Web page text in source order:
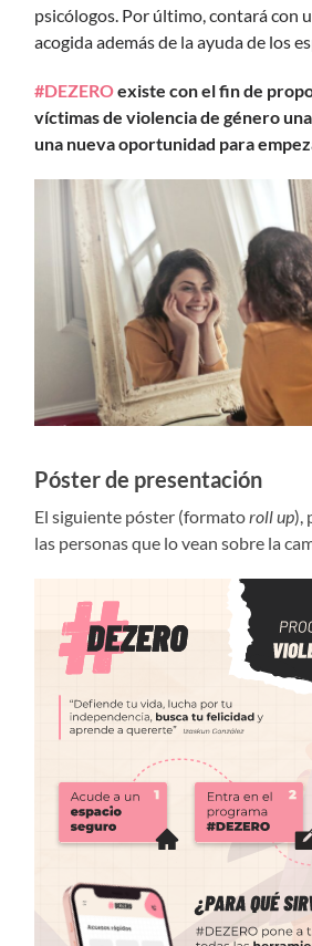
psicólogos. Por último, contará con
acogida además de la ayuda de los
#DEZEROexiste con el fin de
víctimas de violencia de género
una nueva oportunidad para
Póster de presentación
El siguiente póster (formatoroll up),
las personas que lo vean sobre la